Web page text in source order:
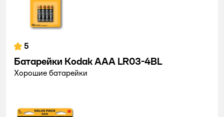
5
Батарейки Kodak ААА LR03-4BL
Хорошие батарейки